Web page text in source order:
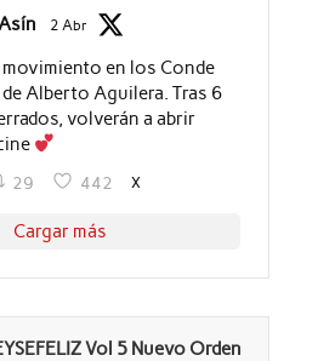
2 Abr
en los Conde
Alberto Aguilera. Tras 6
volverán a abrir
29 442 X
Cargar más
Vol 5 Nuevo Orden